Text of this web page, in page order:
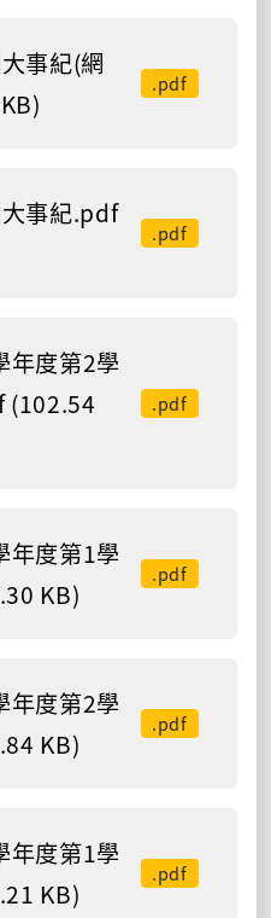
事紀(網
.pdf
事紀.pdf
.pdf
年度第2學
(102.54
.pdf
年度第1學
KB)
.pdf
年度第2學
KB)
.pdf
年度第1學
KB)
.pdf